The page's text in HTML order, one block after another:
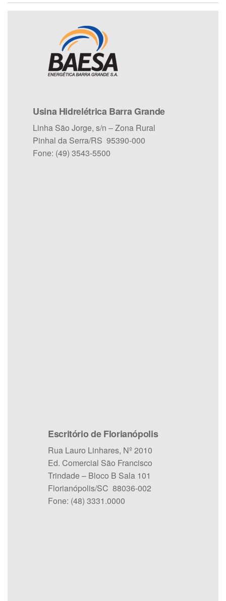
Usina Hidrelétrica Barra Grande
Linha São Jorge, s/n – Zona Rural
Pinhal da Serra/RS 95390-000
Fone: (49) 3543-5500
Escritório de Florianópolis
Rua Lauro Linhares, Nº 2010
Ed. Comercial São Francisco
Trindade – Bloco B Sala 101
Florianópolis/SC 88036-002
Fone: (48) 3331.0000